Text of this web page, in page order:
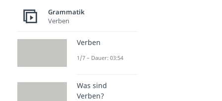
Grammatik
Verben
Verben
1/7 – Dauer: 03:54
Was sind
Verben?